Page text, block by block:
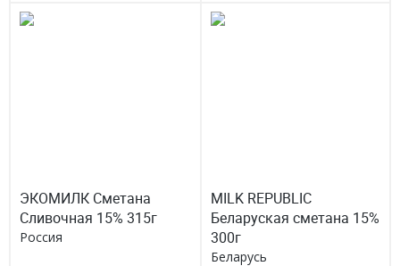
ЭКОМИЛК Сметана
Сливочная 15% 315г
Россия
MILK REPUBLIC
Беларуская сметана 15%
300г
Беларусь